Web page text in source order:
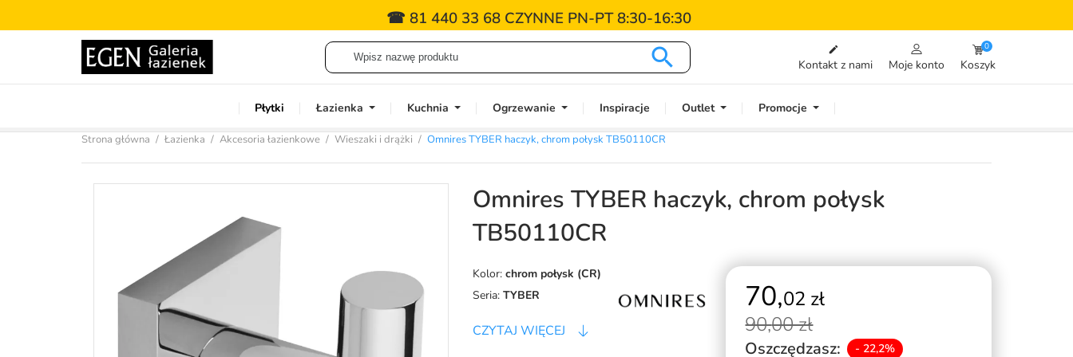
☎ 81 440 33 68 CZYNNE PN-PT 8:30-16:30
 
Kontakt z nami Moje konto Koszyk
0
Płytki Łazienka Kuchnia Ogrzewanie Inspiracje Outlet Promocje
Strona główna Łazienka Akcesoria łazienkowe Wieszaki i drążki Omnires TYBER haczyk, chrom połysk TB50110CR
Omnires TYBER haczyk, chrom połysk
TB50110CR
Kolor: chrom połysk (CR)
Seria: TYBER
CZYTAJ WIĘCEJ
70,02 zł
90,00 zł
Oszczędzasz: - 22,2%